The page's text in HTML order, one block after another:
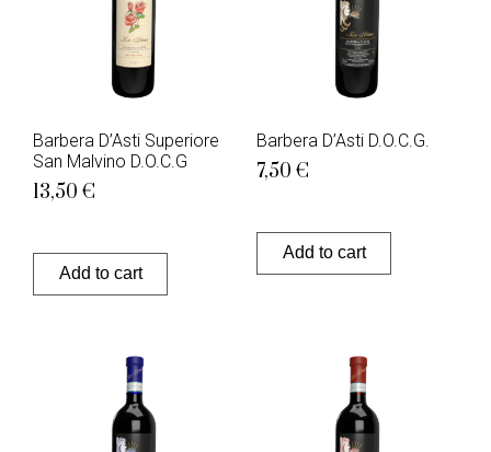
Barbera D’Asti Superiore
San Malvino D.O.C.G
13,50 €
Add to cart
Barbera D’Asti D.O.C.G.
7,50 €
Add to cart